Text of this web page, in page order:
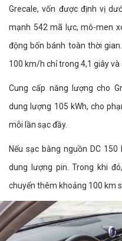
Grecale, vốn được định vị
mạnh 542 mã lực, mô-men
động bốn bánh toàn thời
100 km/h chỉ trong 4,1 giây
Cung cấp năng lượng cho
dung lượng 105 kWh, cho
mỗi lần sạc đầy.
Nếu sạc bằng nguồn DC
dung lượng pin. Trong khi
chuyển thêm khoảng 100 km